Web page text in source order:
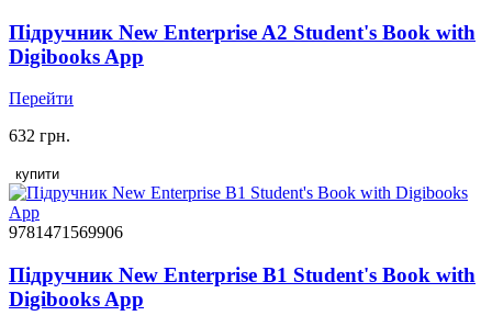
Підручник New Enterprise A2 Student's Book with
Digibooks App
Перейти
632 грн.
купити
9781471569906
Підручник New Enterprise B1 Student's Book with
Digibooks App